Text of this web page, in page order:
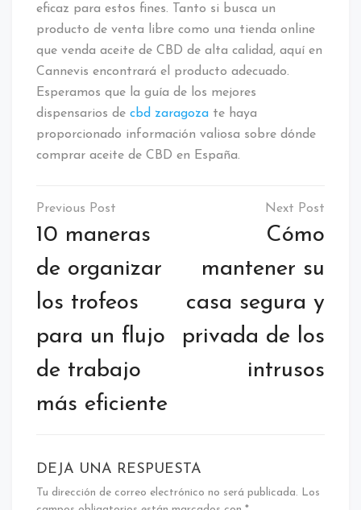
eficaz para estos fines. Tanto si busca un
producto de venta libre como una tienda online
que venda aceite de CBD de alta calidad, aquí en
Cannevis encontrará el producto adecuado.
Esperamos que la guía de los mejores
dispensarios de cbd zaragoza te haya
proporcionado información valiosa sobre dónde
comprar aceite de CBD en España.
Navegación
de
entradas
10 maneras
de organizar
los trofeos
para un flujo
de trabajo
más eficiente
Cómo
mantener su
casa segura y
privada de los
intrusos
DEJA UNA RESPUESTA
Tu dirección de correo electrónico no será publicada. Los